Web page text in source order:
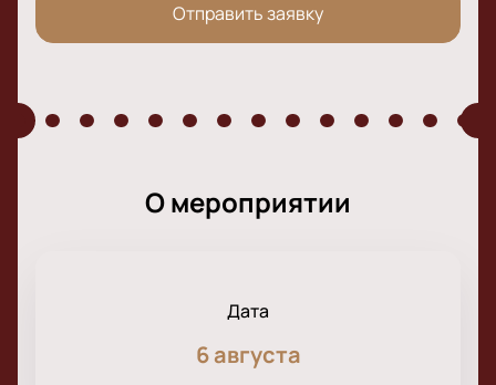
Отправить заявку
О мероприятии
Дата
6 августа